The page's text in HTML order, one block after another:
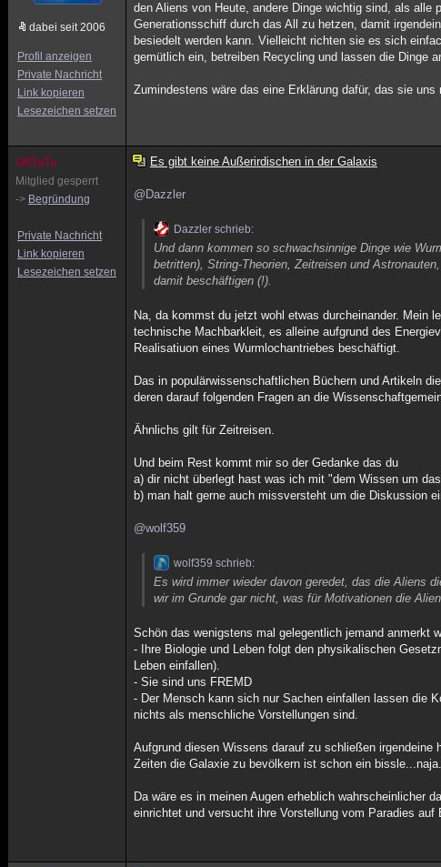
dabei seit 2006
Profil anzeigen
Private Nachricht
Link kopieren
Lesezeichen setzen
den Aliens von Heute, andere Dinge wichtig sind, als alle
Generationsschiff durch das All zu hetzen, damit
besiedelt werden kann. Vielleicht richten sie es sich
gemütlich ein, betreiben Recycling und lassen die Dinge
Zumindestens wäre das eine Erklärung dafür, das sie uns
UffTaTa
Mitglied gesperrt
-> Begründung
Private Nachricht
Link kopieren
Lesezeichen setzen
Es gibt keine Außerirdischen in der Galaxis
@Dazzler
Dazzler schrieb:
Und dann kommen so schwachsinnige Dinge wie
betritten), String-Theorien, Zeitreisen und
damit beschäftigen (!).
Na, da kommst du jetzt wohl etwas durcheinander. Mein
technische Machbarkleit, es alleine aufgrund des
Realisatiuon eines Wurmlochantriebes beschäftigt.
Das in populärwissenschaftlichen Büchern und Artikeln
deren darauf folgenden Fragen an die
Ähnlichs gilt für Zeitreisen.
Und beim Rest kommt mir so der Gedanke das du
a) dir nicht überlegt hast was ich mit "dem Wissen um
b) man halt gerne auch missversteht um die Diskussion
@wolf359
wolf359 schrieb:
Es wird immer wieder davon geredet, das die Aliens
wir im Grunde gar nicht, was für Motivationen die
Schön das wenigstens mal gelegentlich jemand anmerkt
- Ihre Biologie und Leben folgt den physikalischen
Leben einfallen).
- Sie sind uns FREMD
- Der Mensch kann sich nur Sachen einfallen lassen die
nichts als menschliche Vorstellungen sind.
Aufgrund diesen Wissens darauf zu schließen
Zeiten die Galaxie zu bevölkern ist schon ein bissle...naja.
Da wäre es in meinen Augen erheblich wahrscheinlicher
einrichtet und versucht ihre Vorstellung vom Paradies